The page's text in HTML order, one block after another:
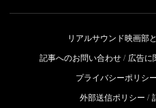
リアルサウンド映画部
記事へのお問い合わせ
広告に
プライバシーポリシー
外部送信ポリシー